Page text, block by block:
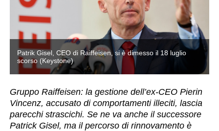
Patrik Gisel, CEO di Raiffeisen, si è dimesso il 18 luglio
scorso (Keystone)
Gruppo Raiffeisen: la gestione dell’ex-CEO Pierin
Vincenz, accusato di comportamenti illeciti, lascia
parecchi strascichi. Se ne va anche il successore
Patrick Gisel, ma il percorso di rinnovamento è